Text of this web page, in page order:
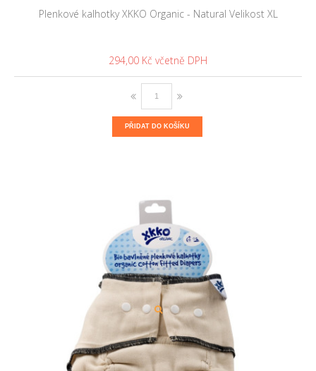
Plenkové kalhotky XKKO Organic - Natural Velikost XL
294,00 Kč
PŘIDAT DO KOŠÍKU